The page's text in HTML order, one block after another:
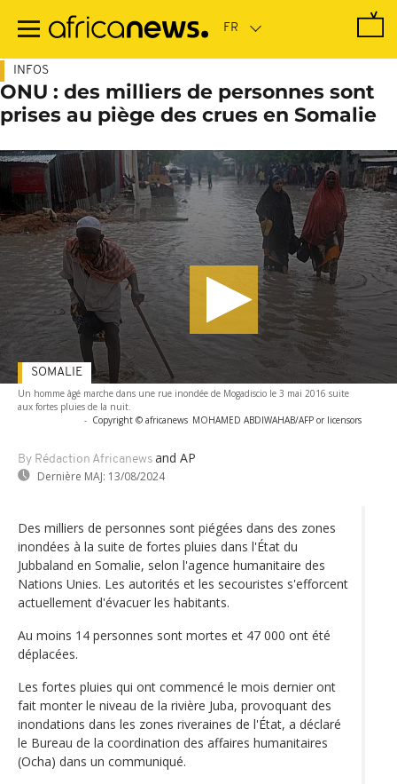
contenu
INFOS
ONU : des milliers de personnes sont
prises au piège des crues en Somalie
Un homme âgé marche dans une rue inondée de Mogadiscio le 3 mai 2016 suite
aux fortes pluies de la nuit.
- Copyright © africanews MOHAMED ABDIWAHAB/AFP or licensors
By Rédaction Africanews and AP
Dernière MAJ: 13/08/2024
SOMALIE
Des milliers de personnes sont piégées dans des zones
inondées à la suite de fortes pluies dans l'État du
Jubbaland en Somalie, selon l'agence humanitaire des
Nations Unies. Les autorités et les secouristes s'efforcent
actuellement d'évacuer les habitants.
Au moins 14 personnes sont mortes et 47 000 ont été
déplacées.
Les fortes pluies qui ont commencé le mois dernier ont
fait monter le niveau de la rivière Juba, provoquant des
inondations dans les zones riveraines de l'État, a déclaré
le Bureau de la coordination des affaires humanitaires
(Ocha) dans un communiqué.